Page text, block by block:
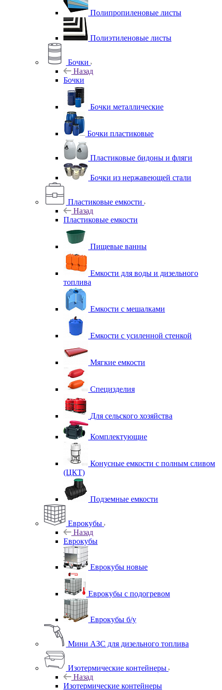
Полипропиленовые листы
Полиэтиленовые листы
Бочки
Назад
Бочки
Бочки металлические
Бочки пластиковые
Пластиковые бидоны и фляги
Бочки из нержавеющей стали
Пластиковые емкости
Назад
Пластиковые емкости
Пищевые ванны
Емкости для воды и дизельного
топлива
Емкости с мешалками
Емкости с усиленной стенкой
Мягкие емкости
Специзделия
Для сельского хозяйства
Комплектующие
Конусные емкости с полным сливом
(ЦКТ)
Подземные емкости
Еврокубы
Назад
Еврокубы
Еврокубы новые
Еврокубы с подогревом
Еврокубы б/у
Мини АЗС для дизельного топлива
Изотермические контейнеры
Назад
Изотермические контейнеры